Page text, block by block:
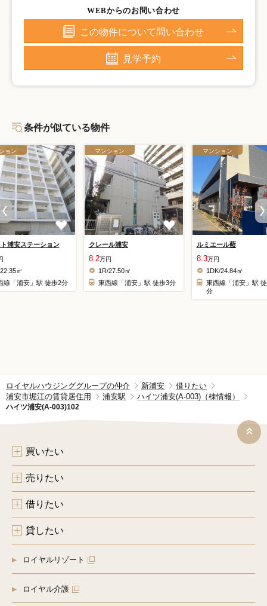
WEBからのお問い合わせ
この物件について問い合わせ
見学予約
条件が似ている物件
ョン
浦安ステーション
㎡
線「浦安」駅 徒歩2分
マンション
クレール浦安
8.2万円
1R/27.50㎡
東西線「浦安」駅 徒歩3分
マンション
ルミエール藍
8.3万円
1DK/24.84㎡
東西線「浦安」駅
分
ロイヤルハウジンググループの仲介 新浦安
借りたい
浦安市堀江の賃貸居住用
浦安駅 ハイツ浦安(A-003)（棟情報）
ハイツ浦安(A-003)102
買いたい
売りたい
借りたい
貸したい
ロイヤルリゾート
ロイヤル介護